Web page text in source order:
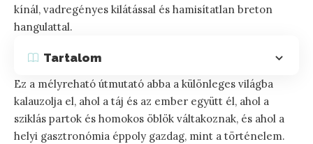
kínál, vadregényes kilátással és hamisítatlan breton
hangulattal.
Tartalom
Ez a mélyreható útmutató abba a különleges világba
kalauzolja el, ahol a táj és az ember együtt él, ahol a
sziklás partok és homokos öblök váltakoznak, és ahol a
helyi gasztronómia éppoly gazdag, mint a történelem.